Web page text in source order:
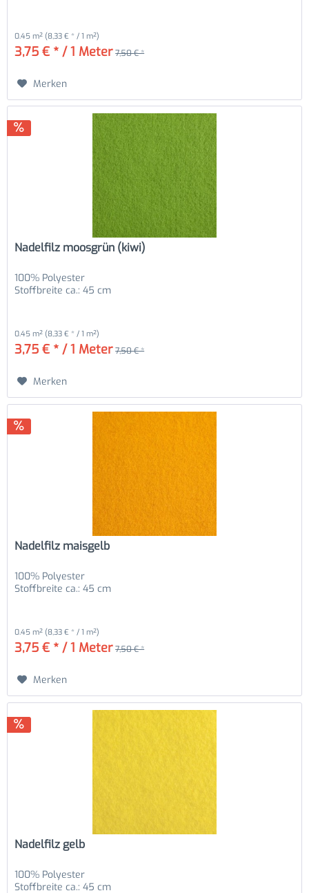
0.45 m² (8,33 € * / 1 m²)
3,75 € * / 1 Meter 7,50 € *
Merken
Nadelfilz moosgrün (kiwi)
100% Polyester
Stoffbreite ca.: 45 cm
0.45 m² (8,33 € * / 1 m²)
3,75 € * / 1 Meter 7,50 € *
Merken
Nadelfilz maisgelb
100% Polyester
Stoffbreite ca.: 45 cm
0.45 m² (8,33 € * / 1 m²)
3,75 € * / 1 Meter 7,50 € *
Merken
Nadelfilz gelb
100% Polyester
Stoffbreite ca.: 45 cm